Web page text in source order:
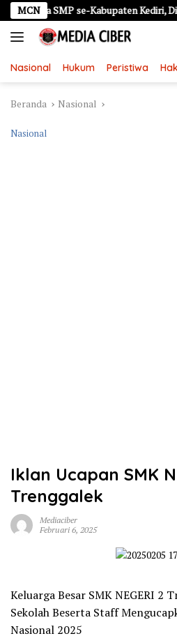
Langsung
ke
konten
MCN
SMP se-Kabupaten Kediri,
Nasional Hukum Peristiwa
Beranda Nasional
Nasional
Iklan Ucapan SMK
Trenggalek
Mediaciber
Februari 6, 2025
Keluarga Besar SMK NEGERI 2
Sekolah Beserta Staff
Nasional 2025